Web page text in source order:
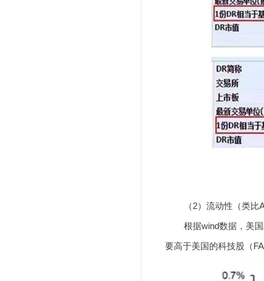
（2）流动性（类比
根据wind数据，美国
要高于美国的科技股（